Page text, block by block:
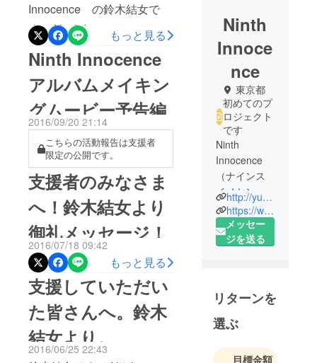
Innocence の鈴木結女で
す。 Ninth Innocence ファー
ストアルバム 『 Eternal
Dimensions 』 本日、御支
援下さった皆様の元へ、発
送を無事完了いたしまし
た。 当初の予定より大幅に
遅れてしまいましたこと、
心よりお詫び申し上げま
す。 タイトル 『 Eternal
Dimensions 』 には、既成
概念に囚われる事無く、サ
ウンド面に於いても、歌詞
の世界観に於いても感じる
ままに無限に広がり続けて
いきたいとの強い願いを込
めました。 皆様の、多大な
るサポートを頂き完成しま
もっと見る
Ninth Innocence
アルバムメイキン
グムービー予告編
2016/09/20 21:14
こちらの活動報告は支援者
限定の公開です。
支援者のみなさま
へ！鈴木結女より
御礼メッセージ！
2016/07/18 09:42
もっと見る
支援していただい
た皆さんへ。鈴木
結女より。
2016/06/25 22:43
Ninth
Innoce
nce
東京都
初めてのプ
ロジェクト
です
Ninth
Innocence
（ナインス
イノセン
ス）
2013年9月約
10年に及ぶ
圭一により
結成。同時
に曲作りに
入る。
http://yumesukei.wix.com/ninth-innocence
https://www.facebook.com/ninthinnocence/
メッセー
ジを送る
リターンを
選ぶ
目標金額